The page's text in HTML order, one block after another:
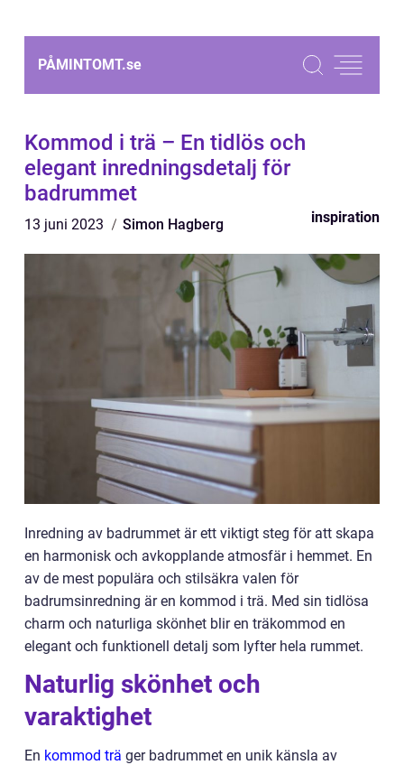
PÅMINTOMT.se
Kommod i trä – En tidlös och
elegant inredningsdetalj för
badrummet
13 juni 2023 Simon Hagberg inspiration
Inredning av badrummet är ett viktigt steg för att skapa
en harmonisk och avkopplande atmosfär i hemmet. En
av de mest populära och stilsäkra valen för
badrumsinredning är en kommod i trä. Med sin tidlösa
charm och naturliga skönhet blir en träkommod en
elegant och funktionell detalj som lyfter hela rummet.
Naturlig skönhet och
varaktighet
En kommod trä ger badrummet en unik känsla av